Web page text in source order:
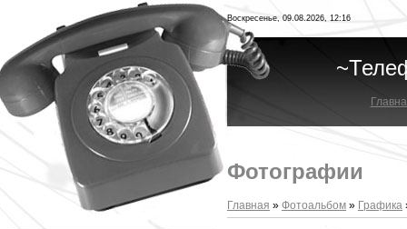
Воскресенье, 09.08.2026, 12:16
Фотографии
Главная » Фотоальбом » Графика